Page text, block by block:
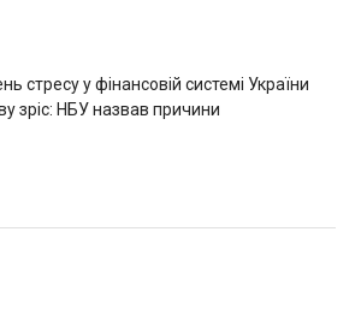
стресу у фінансовій системі України
зріс: НБУ назвав причини